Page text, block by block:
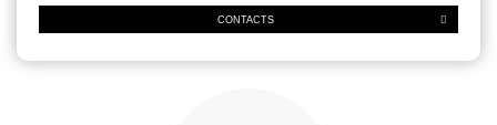
CONTACTS